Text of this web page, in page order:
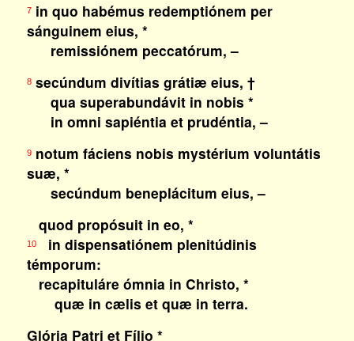
7in quo habémus redemptiónem per
sánguinem eius, *
remissiónem peccatórum, –
8secúndum divítias grátiæ eius, †
qua superabundávit in nobis *
in omni sapiéntia et prudéntia, –
9notum fáciens nobis mystérium voluntátis
suæ, *
secúndum beneplácitum eius, –
quod propósuit in eo, *
10in dispensatiónem plenitúdinis
témporum:
recapituláre ómnia in Christo, *
quæ in cælis et quæ in terra.
Glória Patri et Fílio *